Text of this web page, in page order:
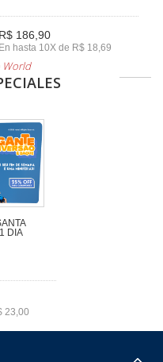
R$ 186,90
En hasta 10X de R$ 18,69
World
DIA
23,00